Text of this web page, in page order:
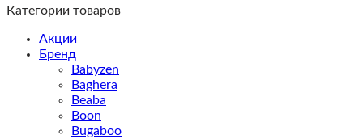
Категории товаров
Акции
Бренд
Babyzen
Baghera
Beaba
Boon
Bugaboo